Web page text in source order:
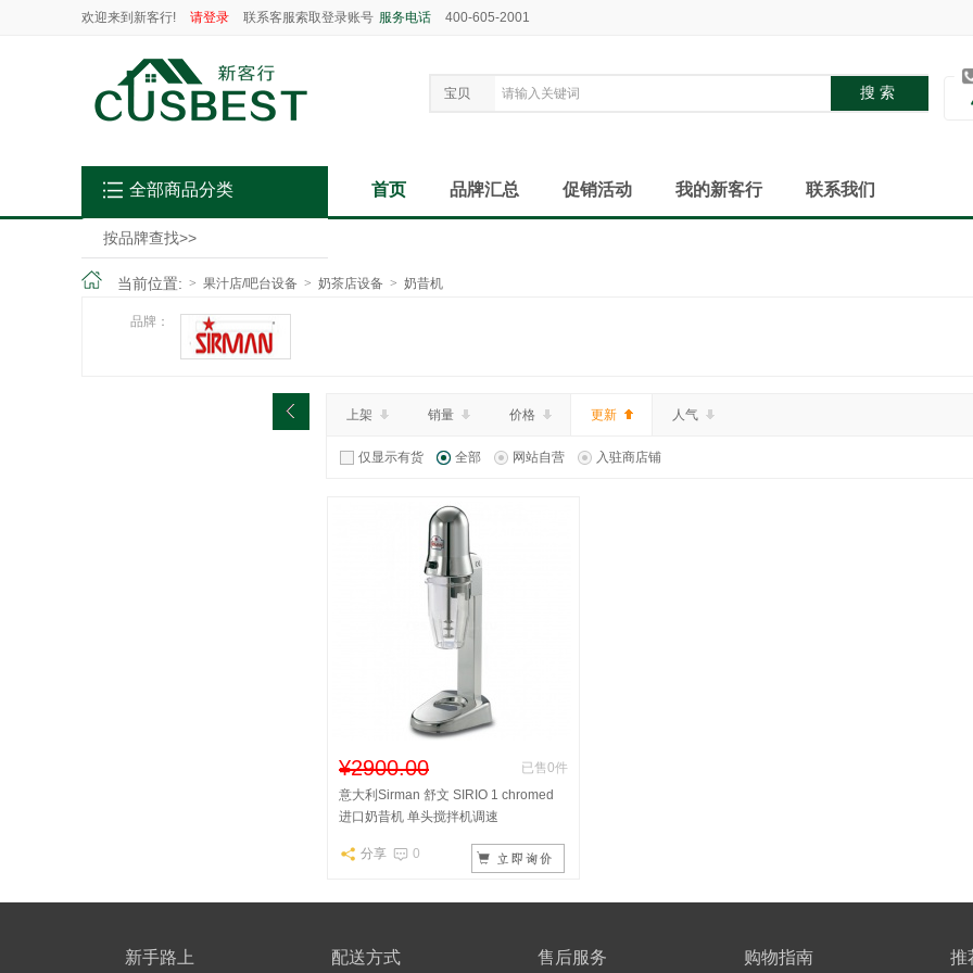
欢迎来到新客行! 请登录 联系客服索取登录账号 服务电话 400-605-2001
宝贝
按品牌查找>>
全部商品分类 首页 品牌汇总 促销活动 我的新客行 联系我们
当前位置: > 果汁店/吧台设备 > 奶茶店设备 > 奶昔机
品牌：
上架 销量 价格 更新 人气
仅显示有货 全部 网站自营 入驻商店铺
¥2900.00
已售0件
意大利Sirman 舒文 SIRIO 1 chromed
进口奶昔机 单头搅拌机调速
分享 0
新手路上 配送方式 售后服务 购物指南 推